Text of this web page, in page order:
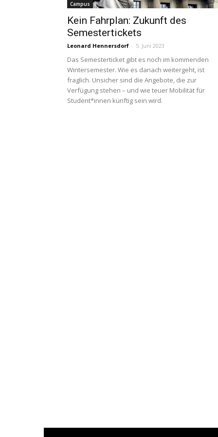
Campus
Kein Fahrplan: Zukunft des
Semestertickets
Leonard Hennersdorf - 5. Juni 2023
Das Semesterticket gibt es noch im kommenden
Wintersemester. Wie es danach weitergeht, ist
fraglich. Unsicher sind die Angebote, die zur
Verfügung stehen – und wie teuer Mobilität für
Student*innen künftig sein wird.